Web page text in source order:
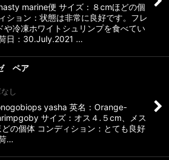
marine便 サイズ：８cmほどの個
ション：状態は非常に良好です。フレ
や冷凍ホワイトシュリンプを食べてい
日：30.July.2021 …
ペア
し
yasha 英名：Orange-
サイズ：オス４.５cm、メス
どの個体 コンディション：とても良好
…